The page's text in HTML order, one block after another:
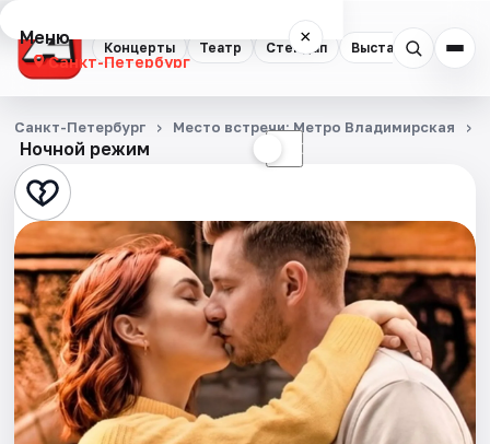
Концерты Театр Стендап Выставки
Меню ×
Санкт-Петербург
Концерты
Театр
Стендап
Выставки
Квесты
Экскурсии
Спорт
Ночной режим ☾
Санкт-Петербург Место встречи: Метро Владимирская